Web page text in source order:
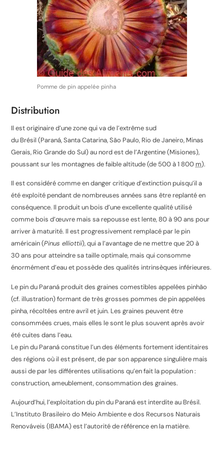
Pomme de pin appelée pinha
Distribution
Il est originaire d’une zone qui va de l’extrême sud
du Brésil (Paraná, Santa Catarina, São Paulo, Rio de Janeiro, Minas
Gerais, Rio Grande do Sul) au nord est de l’Argentine (Misiones),
poussant sur les montagnes de faible altitude (de 500 à 1 800 m).
Il est considéré comme en danger critique d’extinction puisqu’il a
été exploité pendant de nombreuses années sans être replanté en
conséquence. Il produit un bois d’une excellente qualité utilisé
comme bois d’œuvre mais sa repousse est lente, 80 à 90 ans pour
arriver à maturité. Il est progressivement remplacé par le pin
américain (Pinus elliottii), qui a l’avantage de ne mettre que 20 à
30 ans pour atteindre sa taille optimale, mais qui consomme
énormément d’eau et possède des qualités intrinsèques inférieures.
Le pin du Paraná produit des graines comestibles appelées pinhão
(cf. illustration) formant de très grosses pommes de pin appelées
pinha, récoltées entre avril et juin. Les graines peuvent être
consommées crues, mais elles le sont le plus souvent après avoir
été cuites dans l’eau.
Le pin du Paraná constitue l’un des éléments fortement identitaires
des régions où il est présent, de par son apparence singulière mais
aussi de par les différentes utilisations qu’en fait la population :
construction, ameublement, consommation des graines.
Aujourd’hui, l’exploitation du pin du Paraná est interdite au Brésil.
L’Instituto Brasileiro do Meio Ambiente e dos Recursos Naturais
Renováveis (IBAMA) est l’autorité de référence en la matière.